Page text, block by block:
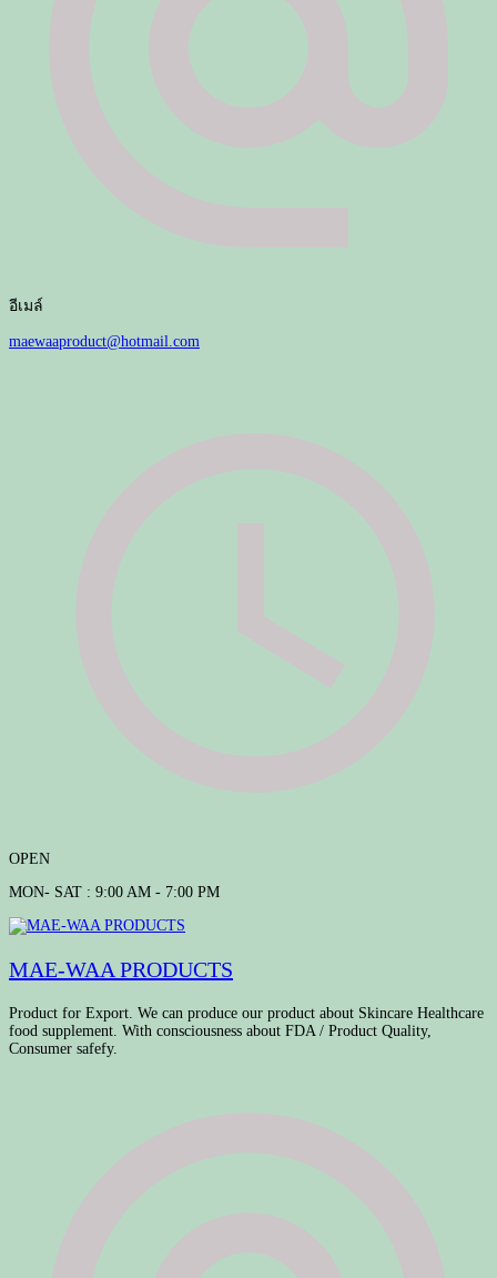
อีเมล์
maewaaproduct@hotmail.com
OPEN
MON- SAT : 9:00 AM - 7:00 PM
MAE-WAA PRODUCTS
Product for Export. We can produce our product about Skincare Healthcare
food supplement. With consciousness about FDA / Product Quality,
Consumer safefy.